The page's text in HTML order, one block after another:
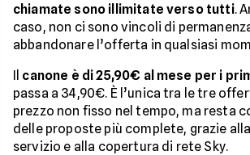
chiamate sono illimitate verso tutti.
caso, non ci sono vincoli di
abbandonare l’offerta in qualsiasi
Il canone è di 25,90€ al mese per i
passa a 34,90€. È l’unica tra le tre
prezzo non fisso nel tempo, ma resta
delle proposte più complete, grazie
servizio e alla copertura di rete Sky.